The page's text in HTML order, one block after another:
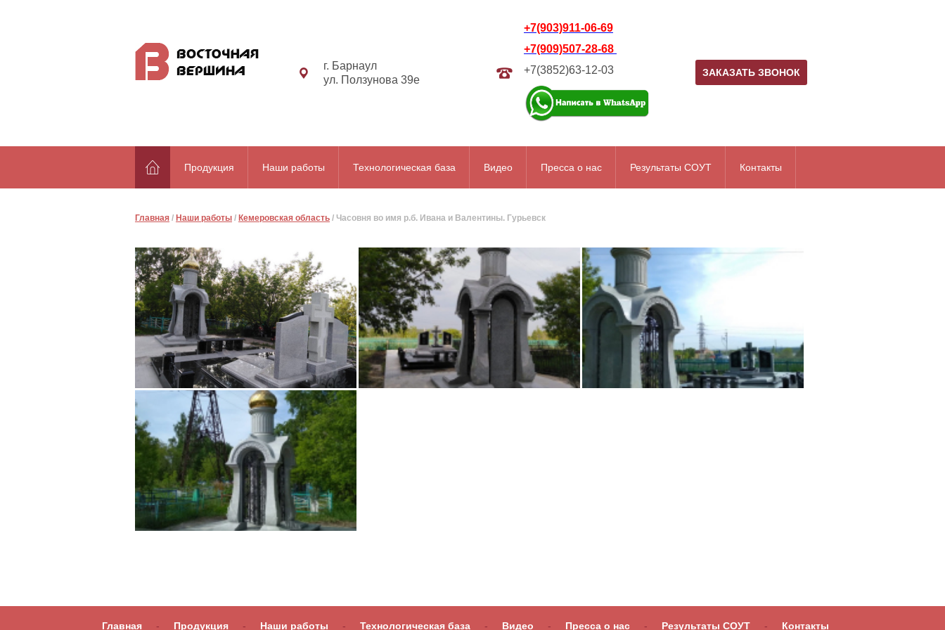
г. Барнаул
ул. Ползунова 39е
+7(903)911-06-69
+7(909)507-28-68
+7(3852)63-12-03
ЗАКАЗАТЬ ЗВОНОК
Продукция Наши работы Технологическая база Видео Пресса о нас Результаты СОУТ Контакты
Главная / Наши работы / Кемеровская область / Часовня во имя р.б. Ивана и Валентины. Гурьевск
Главная - Продукция - Наши работы - Технологическая база - Видео - Пресса о нас - Результаты СОУТ - Контакты